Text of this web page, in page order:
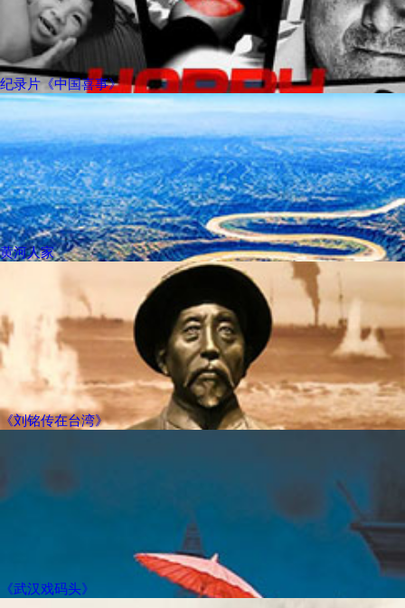
纪录片《中国喜事》
黄河人家
《刘铭传在台湾》
《武汉戏码头》